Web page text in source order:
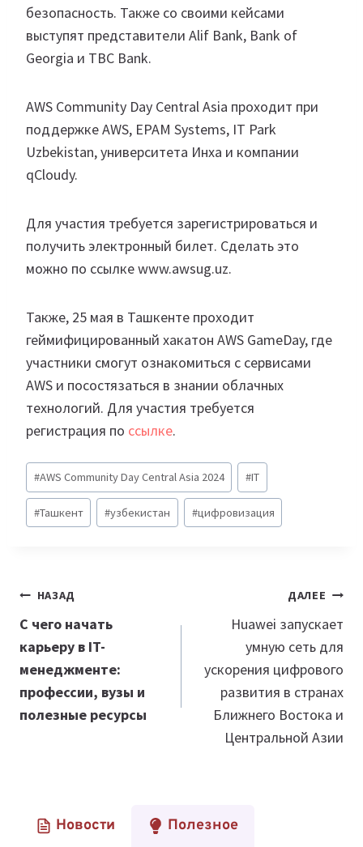
безопасность. Также со своими кейсами
выступят представители Alif Bank, Bank of
Georgia и TBC Bank.
AWS Community Day Central Asia проходит при
поддержке AWS, EPAM Systems, IT Park
Uzbekistan, университета Инха и компании
qCloudy.
Для участия требуется зарегистрироваться и
получить электронный билет. Сделать это
можно по ссылке www.awsug.uz.
Также, 25 мая в Ташкенте проходит
геймифицированный хакатон AWS GameDay, где
участники смогут ознакомиться с сервисами
AWS и посостязаться в знании облачных
технологий. Для участия требуется
регистрация по ссылке.
Метки
записи:
#AWS Community Day Central Asia 2024 #IT
#Ташкент #узбекистан #цифровизация
Навигация
по
записям
НАЗАД
С чего начать
карьеру в IT-
менеджменте:
профессии, вузы и
полезные ресурсы
ДАЛЕЕ
Huawei запускает
умную сеть для
ускорения цифрового
развития в странах
Ближнего Востока и
Центральной Азии
Новости Полезное